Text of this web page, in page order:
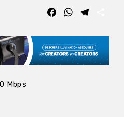
FacebookWhatsApp
Mbps